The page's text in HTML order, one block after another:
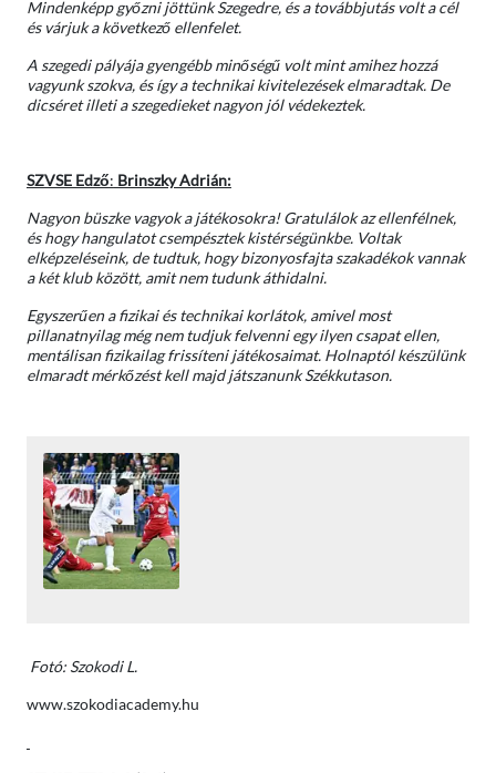
Mindenképp győzni jöttünk Szegedre, és a továbbjutás volt a cél
és várjuk a következő ellenfelet.
A szegedi pályája gyengébb minőségű volt mint amihez hozzá
vagyunk szokva, és így a technikai kivitelezések elmaradtak. De
dicséret illeti a szegedieket nagyon jól védekeztek.
SZVSE Edző: Brinszky Adrián:
Nagyon büszke vagyok a játékosokra! Gratulálok az ellenfélnek,
és hogy hangulatot csempésztek kistérségünkbe. Voltak
elképzeléseink, de tudtuk, hogy bizonyosfajta szakadékok vannak
a két klub között, amit nem tudunk áthidalni.
Egyszerűen a fizikai és technikai korlátok, amivel most
pillanatnyilag még nem tudjuk felvenni egy ilyen csapat ellen,
mentálisan fizikailag frissíteni játékosaimat. Holnaptól készülünk
elmaradt mérkőzést kell majd játszanunk Székkutason.
Fotó: Szokodi L.
www.szokodiacademy.hu